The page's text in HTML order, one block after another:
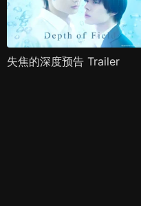
失焦的深度预告 Trailer